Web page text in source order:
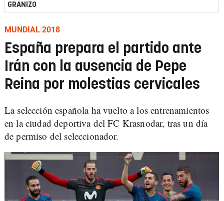
GRANIZO
MUNDIAL 2018
España prepara el partido ante
Irán con la ausencia de Pepe
Reina por molestias cervicales
La selección española ha vuelto a los entrenamientos
en la ciudad deportiva del FC Krasnodar, tras un día
de permiso del seleccionador.